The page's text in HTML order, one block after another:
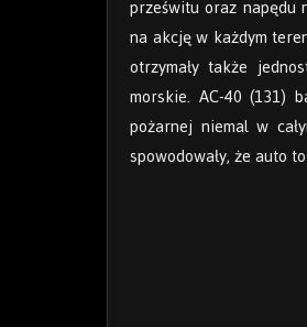
prześwitu oraz napędu
na akcję w każdym
otrzymały także
morskie. AC-40 (131)
pożarnej niemal w
spowodowały, że auto